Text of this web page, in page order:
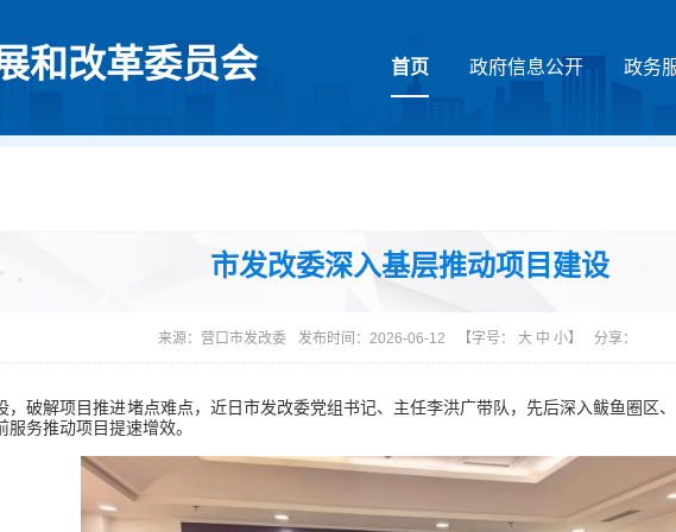
和改革委员会 首页 政府信息公开 政务
市发改委深入基层推动项目建设
来源： 营口市发改委 发布时间：2026-06-12 【字号： 大 中 小】 分享：
，破解项目推进堵点难点，近日市发改委党组书记、主任李洪广带队，先后深入鲅鱼圈区
务推动项目提速增效。